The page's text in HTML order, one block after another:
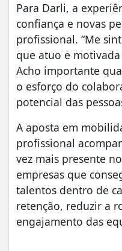
Para Darli, a
confiança e novas
profissional. “Me
que atuo e
Acho importante
o esforço do
potencial das
A aposta em
profissional
vez mais presente
empresas que
talentos dentro de
retenção, reduzir a
engajamento das